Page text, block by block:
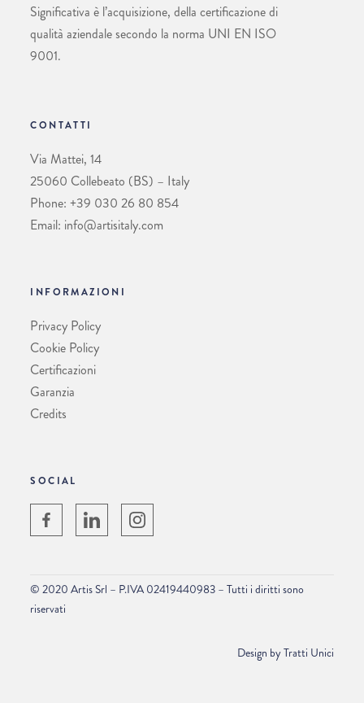
Significativa è l’acquisizione, della certificazione di
qualità aziendale secondo la norma UNI EN ISO
9001.
CONTATTI
Via Mattei, 14
25060 Collebeato (BS) – Italy
Phone: +39 030 26 80 854
Email: info@artisitaly.com
INFORMAZIONI
Privacy Policy
Cookie Policy
Certificazioni
Garanzia
Credits
SOCIAL
© 2020 Artis Srl – P.IVA 02419440983 – Tutti i diritti sono
riservati
Design byTratti Unici